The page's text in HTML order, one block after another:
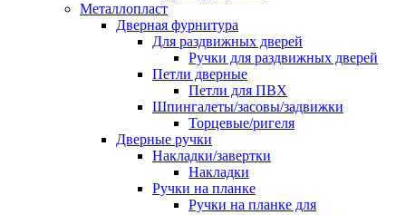
Металлопласт
Дверная фурнитура
Для раздвижных дверей
Ручки для раздвижных дверей
Петли дверные
Петли для ПВХ
Шпингалеты/засовы/задвижки
Торцевые/ригеля
Дверные ручки
Накладки/завертки
Накладки
Ручки на планке
Ручки на планке для